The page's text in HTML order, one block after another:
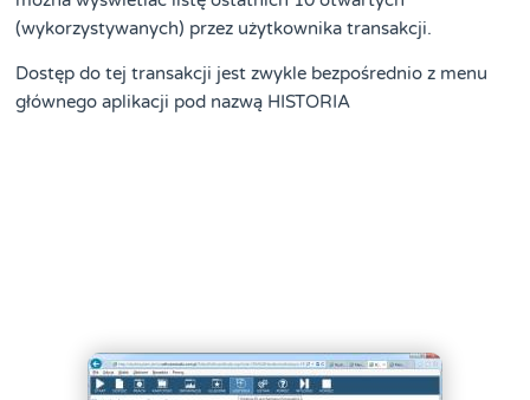
(wykorzystywanych) przez użytkownika transakcji.
Dostęp do tej transakcji jest zwykle bezpośrednio z menu
głównego aplikacji pod nazwą HISTORIA